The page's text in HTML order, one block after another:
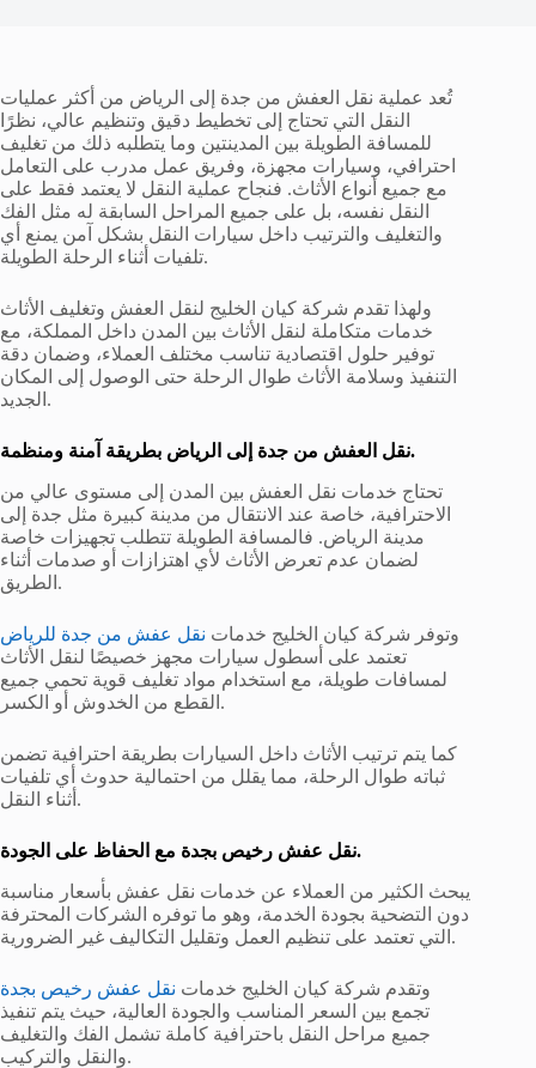
تُعد عملية نقل العفش من جدة إلى الرياض من أكثر عمليات
النقل التي تحتاج إلى تخطيط دقيق وتنظيم عالي، نظرًا
للمسافة الطويلة بين المدينتين وما يتطلبه ذلك من تغليف
احترافي، وسيارات مجهزة، وفريق عمل مدرب على التعامل
مع جميع أنواع الأثاث. فنجاح عملية النقل لا يعتمد فقط على
النقل نفسه، بل على جميع المراحل السابقة له مثل الفك
والتغليف والترتيب داخل سيارات النقل بشكل آمن يمنع أي
تلفيات أثناء الرحلة الطويلة.
ولهذا تقدم شركة كيان الخليج لنقل العفش وتغليف الأثاث
خدمات متكاملة لنقل الأثاث بين المدن داخل المملكة، مع
توفير حلول اقتصادية تناسب مختلف العملاء، وضمان دقة
التنفيذ وسلامة الأثاث طوال الرحلة حتى الوصول إلى المكان
الجديد.
نقل العفش من جدة إلى الرياض بطريقة آمنة ومنظمة.
تحتاج خدمات نقل العفش بين المدن إلى مستوى عالي من
الاحترافية، خاصة عند الانتقال من مدينة كبيرة مثل جدة إلى
مدينة الرياض. فالمسافة الطويلة تتطلب تجهيزات خاصة
لضمان عدم تعرض الأثاث لأي اهتزازات أو صدمات أثناء
الطريق.
وتوفر شركة كيان الخليج خدمات نقل عفش من جدة للرياض
تعتمد على أسطول سيارات مجهز خصيصًا لنقل الأثاث
لمسافات طويلة، مع استخدام مواد تغليف قوية تحمي جميع
القطع من الخدوش أو الكسر.
كما يتم ترتيب الأثاث داخل السيارات بطريقة احترافية تضمن
ثباته طوال الرحلة، مما يقلل من احتمالية حدوث أي تلفيات
أثناء النقل.
نقل عفش رخيص بجدة مع الحفاظ على الجودة.
يبحث الكثير من العملاء عن خدمات نقل عفش بأسعار مناسبة
دون التضحية بجودة الخدمة، وهو ما توفره الشركات المحترفة
التي تعتمد على تنظيم العمل وتقليل التكاليف غير الضرورية.
وتقدم شركة كيان الخليج خدمات نقل عفش رخيص بجدة
تجمع بين السعر المناسب والجودة العالية، حيث يتم تنفيذ
جميع مراحل النقل باحترافية كاملة تشمل الفك والتغليف
والنقل والتركيب.